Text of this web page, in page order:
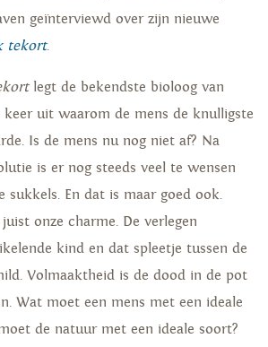
geïnterviewd over zijn nieuwe
tekort.
legt de bekendste bioloog van
keer uit waarom de mens de knulligste
Is de mens nu nog niet af? Na
is er nog steeds veel te wensen
sukkels. En dat is maar goed ook.
onze charme. De verlegen
kind en dat spleetje tussen de
Volmaaktheid is de dood in de pot
Wat moet een mens met een ideale
de natuur met een ideale soort?